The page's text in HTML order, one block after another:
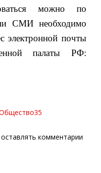
можно по
СМИ необходимо
электронной почты
палаты РФ:
комментарии